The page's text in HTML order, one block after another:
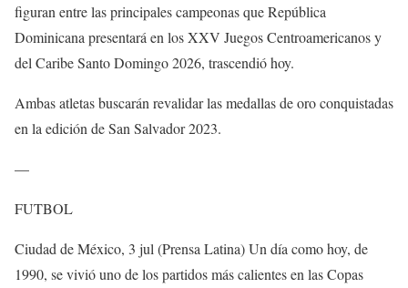
figuran entre las principales campeonas que República
Dominicana presentará en los XXV Juegos Centroamericanos y
del Caribe Santo Domingo 2026, trascendió hoy.
Ambas atletas buscarán revalidar las medallas de oro conquistadas
en la edición de San Salvador 2023.
—
FUTBOL
Ciudad de México, 3 jul (Prensa Latina) Un día como hoy, de
1990, se vivió uno de los partidos más calientes en las Copas